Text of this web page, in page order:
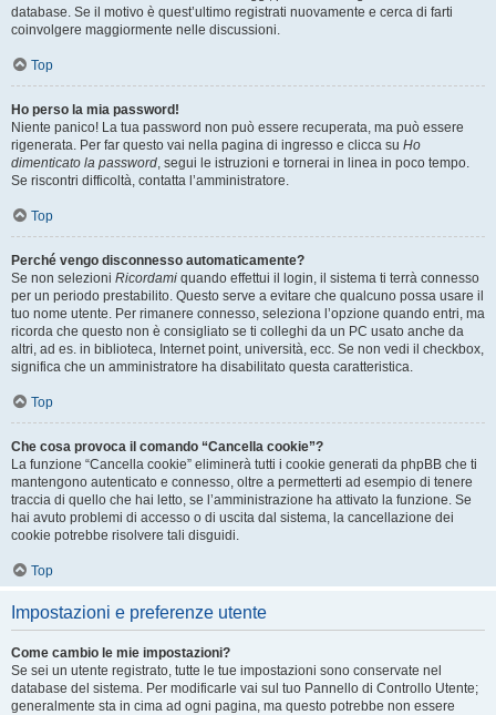
database. Se il motivo è quest’ultimo registrati nuovamente e cerca di farti
coinvolgere maggiormente nelle discussioni.
Top
Ho perso la mia password!
Niente panico! La tua password non può essere recuperata, ma può essere
rigenerata. Per far questo vai nella pagina di ingresso e clicca su Ho
dimenticato la password, segui le istruzioni e tornerai in linea in poco tempo.
Se riscontri difficoltà, contatta l’amministratore.
Top
Perché vengo disconnesso automaticamente?
Se non selezioni Ricordami quando effettui il login, il sistema ti terrà connesso
per un periodo prestabilito. Questo serve a evitare che qualcuno possa usare il
tuo nome utente. Per rimanere connesso, seleziona l’opzione quando entri, ma
ricorda che questo non è consigliato se ti colleghi da un PC usato anche da
altri, ad es. in biblioteca, Internet point, università, ecc. Se non vedi il checkbox,
significa che un amministratore ha disabilitato questa caratteristica.
Top
Che cosa provoca il comando “Cancella cookie”?
La funzione “Cancella cookie” eliminerà tutti i cookie generati da phpBB che ti
mantengono autenticato e connesso, oltre a permetterti ad esempio di tenere
traccia di quello che hai letto, se l’amministrazione ha attivato la funzione. Se
hai avuto problemi di accesso o di uscita dal sistema, la cancellazione dei
cookie potrebbe risolvere tali disguidi.
Top
Impostazioni e preferenze utente
Come cambio le mie impostazioni?
Se sei un utente registrato, tutte le tue impostazioni sono conservate nel
database del sistema. Per modificarle vai sul tuo Pannello di Controllo Utente;
generalmente sta in cima ad ogni pagina, ma questo potrebbe non essere